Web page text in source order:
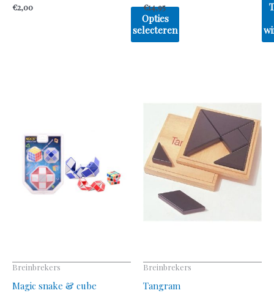
€2,00
Opties
selecteren
€14,95
Breinbrekers
Magic snake & cube
Breinbrekers
Tangram